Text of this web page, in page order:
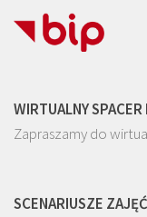
WIRTUALNY
Zapraszamy do
SCENARIUSZE